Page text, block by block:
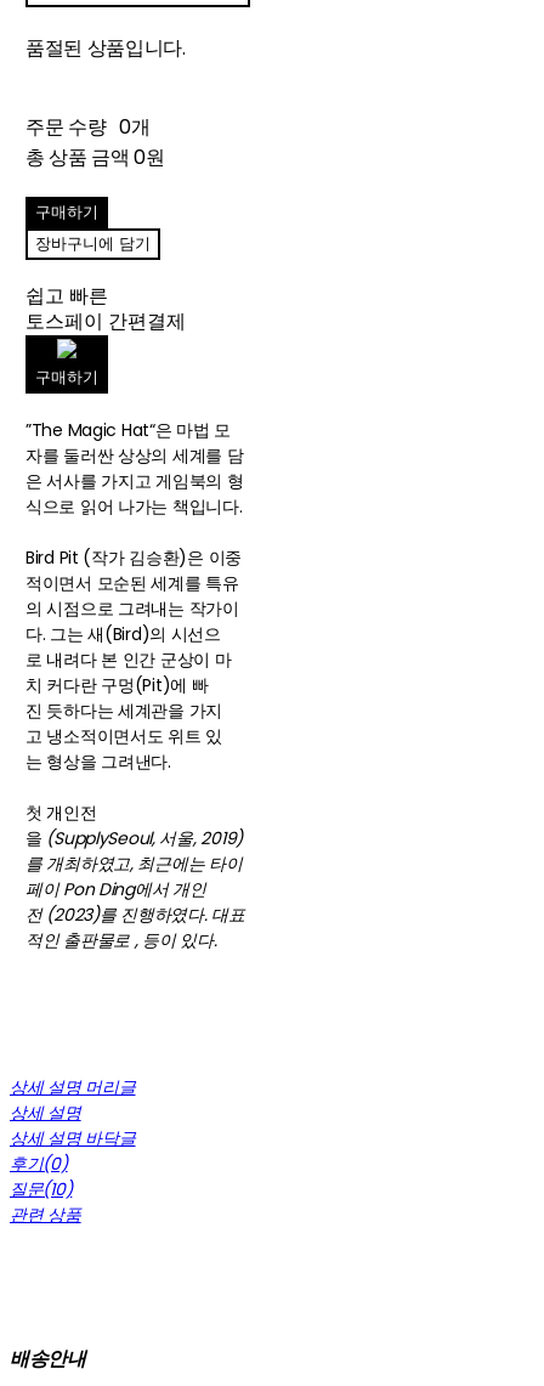
품절된 상품입니다.
주문 수량 0개
총 상품 금액 0원
구매하기
장바구니에 담기
쉽고 빠른
토스페이 간편결제
구매하기
”The Magic Hat“은 마법 모
자를 둘러싼 상상의 세계를 담
은 서사를 가지고 게임북의 형
식으로 읽어 나가는 책입니다.
Bird Pit (작가 김승환)은 이중
적이면서 모순된 세계를 특유
의 시점으로 그려내는 작가이
다. 그는 새(Bird)의 시선으
로 내려다 본 인간 군상이 마
치 커다란 구멍(Pit)에 빠
진 듯하다는 세계관을 가지
고 냉소적이면서도 위트 있
는 형상을 그려낸다.
첫 개인전
을 (SupplySeoul, 서울, 2019)
를 개최하였고, 최근에는 타이
페이 Pon Ding에서 개인
전 (2023)를 진행하였다. 대표
적인 출판물로 , 등이 있다.
상세 설명 머리글
상세 설명
상세 설명 바닥글
후기(0)
질문(10)
관련 상품
배송안내